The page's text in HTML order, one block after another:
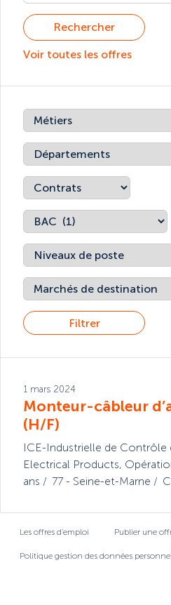
Rechercher
Voir toutes les offres
Filtrer
1 mars 2024
Monteur-câbleur
(H/F)
ICE-Industrielle de Contrôle
Electrical Products,
ans
77 - Seine-et-Marne
Les offres d’emploi Publier une
Politique gestion des données